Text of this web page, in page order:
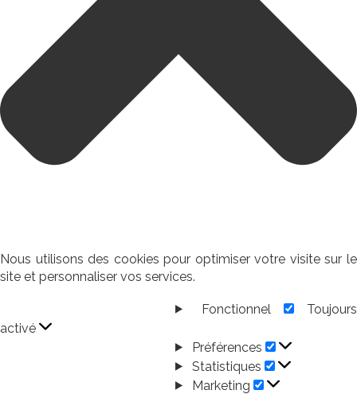
Nous utilisons des cookies pour optimiser votre visite sur le
site et personnaliser vos services.
Fonctionnel
Toujours
activé
Préférences
Statistiques
Marketing